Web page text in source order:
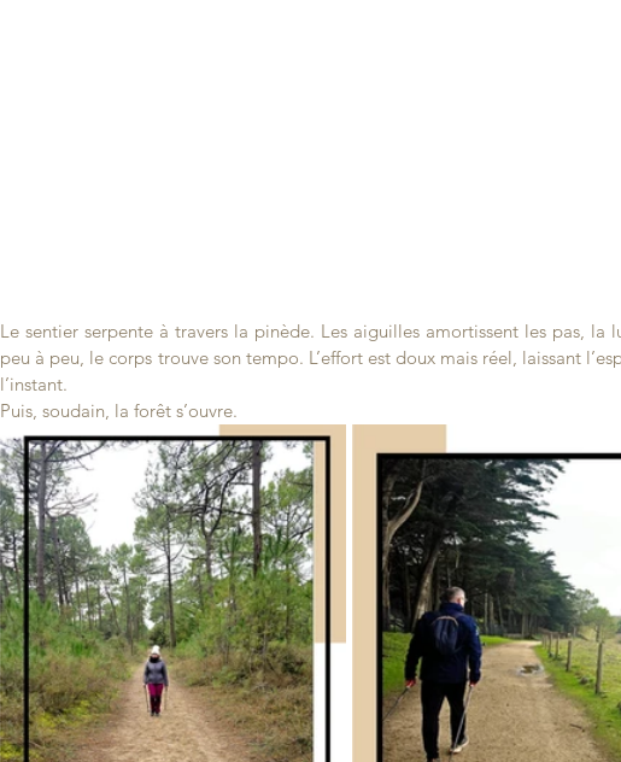
Le sentier serpente à travers la pinède. Les aiguilles amortissent les pas, la
peu à peu, le corps trouve son tempo. L’effort est doux mais réel, laissant
l’instant.
Puis, soudain, la forêt s’ouvre.